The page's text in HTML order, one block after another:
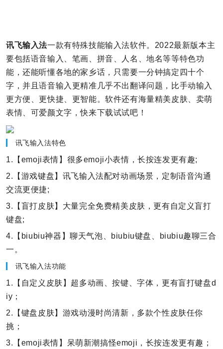
讯飞输入法一款有特殊技能输入法软件。2022最新版本主
要包括语音输入、笔画、拼音、人名、地名等等特色功
能，还能听懂各地的家乡话，只需要一分钟搞定四十个
字，并且语音输入更精准几乎不出翻译问题，比手动输入
更方便、更快捷、更智能。软件还有海量精美皮肤、卖萌
表情、可爱颜文字，快来下载试试吧！
讯飞输入法特色
1.【emoji表情】很多emoji小表情，长按连发更有趣;
2.【游戏键盘】讯飞输入法配对动画场景，定制语音沟通
交流更便捷;
3.【盲打皮肤】大量完全免费精美皮肤，更有自定义盲打
键盘;
4.【biubiu神器】聊天气泡、biubiu键盘、biubiu趣聊三合
一。
讯飞输入法功能
1.【自定义皮肤】超多动画、按键、字体，更有盲打键盘d
iy；
2.【键盘皮肤】游戏动漫时尚清新，多款个性皮肤任你
挑；
3.【emoji表情】呆萌新潮搞怪emoji，长按连发更有趣；